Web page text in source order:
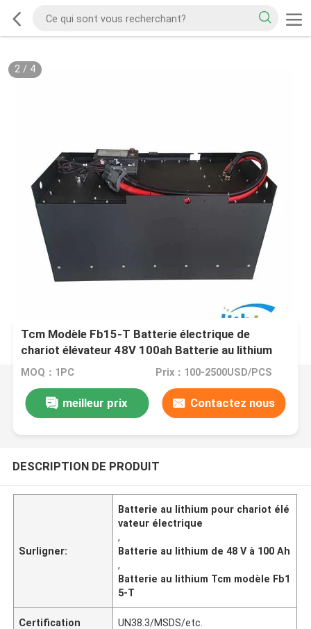
2/ 4
Tcm Modèle Fb15-T Batterie électrique de
chariot élévateur 48V 100ah Batterie au lithium
MOQ：1PC Prix：100-2500USD/PCS
meilleur prix Contactez nous
DESCRIPTION DE PRODUIT
Surligner:
Batterie au lithium pour chariot élé
vateur électrique
,
Batterie au lithium de 48 V à 100 Ah
,
Batterie au lithium Tcm modèle Fb1
5-T
Certification UN38.3/MSDS/etc.